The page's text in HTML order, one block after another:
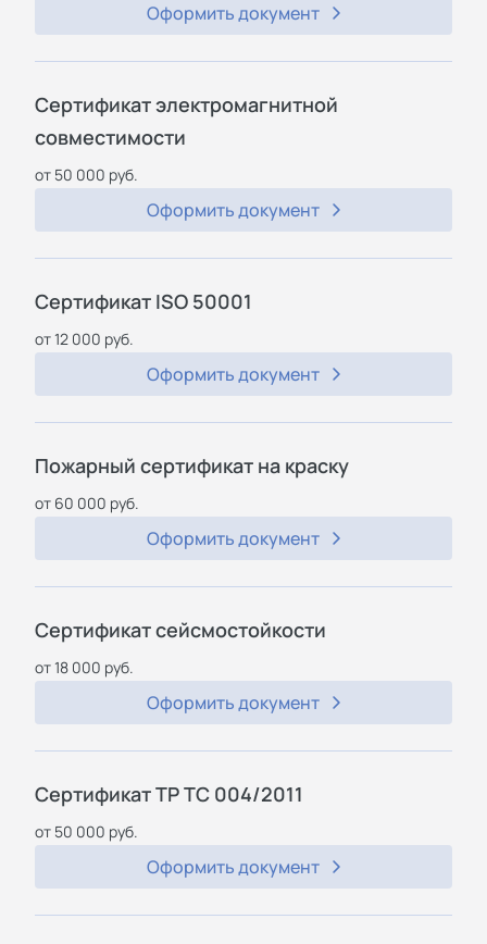
Оформить документ
Сертификат электромагнитной
совместимости
от 50 000 руб.
Оформить документ
Сертификат ISO 50001
от 12 000 руб.
Оформить документ
Пожарный сертификат на краску
от 60 000 руб.
Оформить документ
Сертификат сейсмостойкости
от 18 000 руб.
Оформить документ
Сертификат ТР ТС 004/2011
от 50 000 руб.
Оформить документ